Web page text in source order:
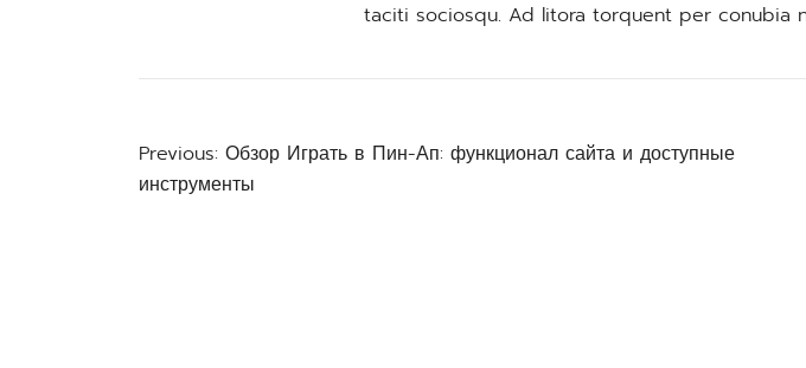
taciti sociosqu. Ad litora torquent per conubia
Post
Previous: Обзор Играть в Пин-Ап: функционал сайта и доступные
инструменты